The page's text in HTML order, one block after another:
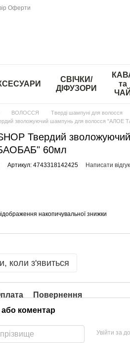
Оферти
СВІЧКИ/
ДІФУЗОРИ
та
ЧАЙ
ВОЛОССЯ
Тверді шампуні для волосся
зволожуючий шампунь для волосся "АЛОЕ
Твердий
60мл
Артикул: 4743318142425 Написати відгук
накопичувальної знижки
коли з'явиться
Повернення
або коментар
Увійти за